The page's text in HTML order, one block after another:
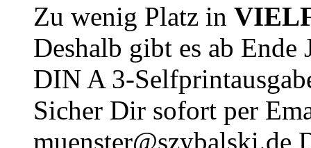
Zu wenig Platz in
Deshalb gibt es ab Ende
DIN A 3-
Sicher Dir sofort per
muenster@szybalski.de